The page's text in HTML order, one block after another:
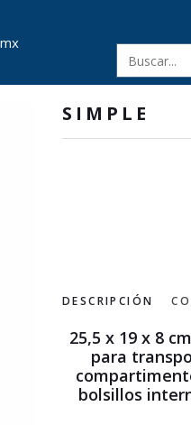
SIMPLE
DESCRIPCIÓN
25,5 x 19 x 8
para
bolsillos